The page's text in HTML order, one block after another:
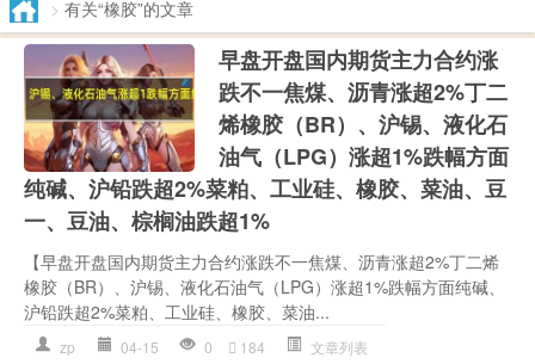
> 有关“橡胶”的文章
早盘开盘国内期货主力合约涨
跌不一焦煤、沥青涨超2%丁二
烯橡胶（BR）、沪锡、液化石
油气（LPG）涨超1%跌幅方面
纯碱、沪铅跌超2%菜粕、工业硅、橡胶、菜油、豆
一、豆油、棕榈油跌超1%
【早盘开盘国内期货主力合约涨跌不一焦煤、沥青涨超2%丁二烯
橡胶（BR）、沪锡、液化石油气（LPG）涨超1%跌幅方面纯碱、
沪铅跌超2%菜粕、工业硅、橡胶、菜油...
zp 04-15 0 184 文章列表